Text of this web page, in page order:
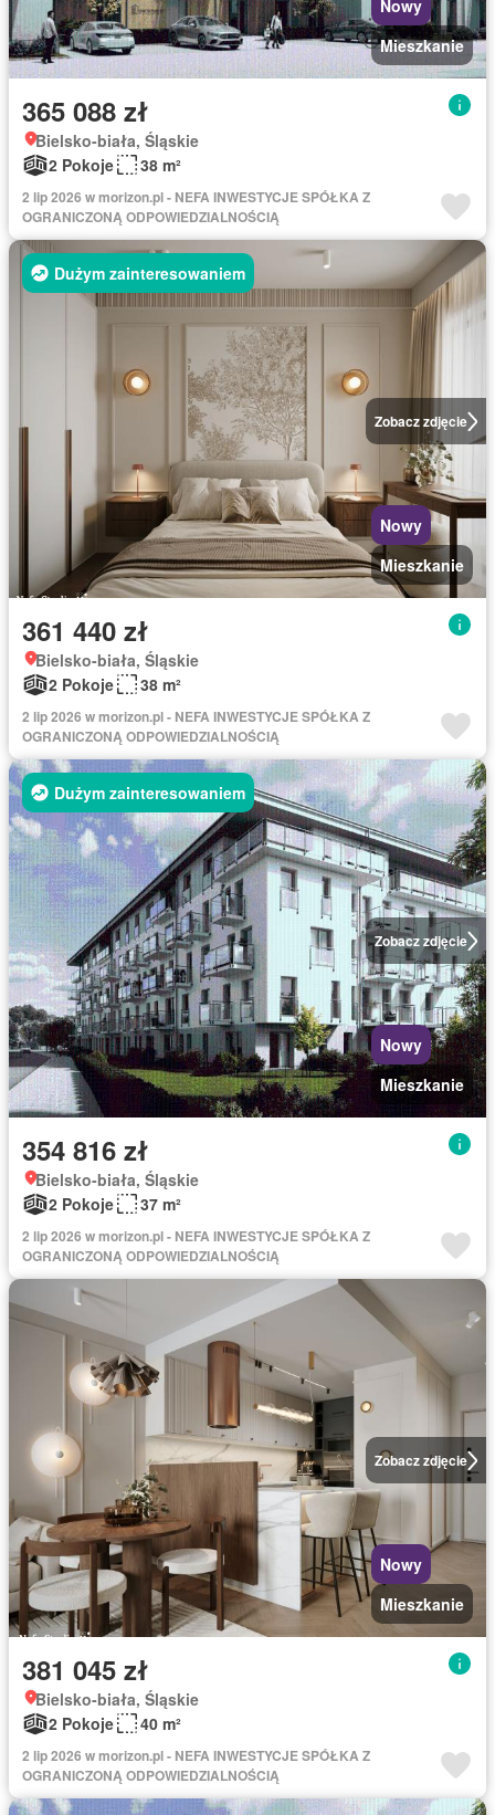
Nowy
Mieszkanie
365 088 zł
Bielsko-biała, Śląskie
2 Pokoje
38 m²
2 lip 2026 w morizon.pl - NEFA INWESTYCJE SPÓŁKA Z
OGRANICZONĄ ODPOWIEDZIALNOŚCIĄ
Zobacz zdjęcie
Dużym zainteresowaniem
Nowy
Mieszkanie
361 440 zł
Bielsko-biała, Śląskie
2 Pokoje
38 m²
2 lip 2026 w morizon.pl - NEFA INWESTYCJE SPÓŁKA Z
OGRANICZONĄ ODPOWIEDZIALNOŚCIĄ
Zobacz zdjęcie
Dużym zainteresowaniem
Nowy
Mieszkanie
354 816 zł
Bielsko-biała, Śląskie
2 Pokoje
37 m²
2 lip 2026 w morizon.pl - NEFA INWESTYCJE SPÓŁKA Z
OGRANICZONĄ ODPOWIEDZIALNOŚCIĄ
Zobacz zdjęcie
Nowy
Mieszkanie
381 045 zł
Bielsko-biała, Śląskie
2 Pokoje
40 m²
2 lip 2026 w morizon.pl - NEFA INWESTYCJE SPÓŁKA Z
OGRANICZONĄ ODPOWIEDZIALNOŚCIĄ